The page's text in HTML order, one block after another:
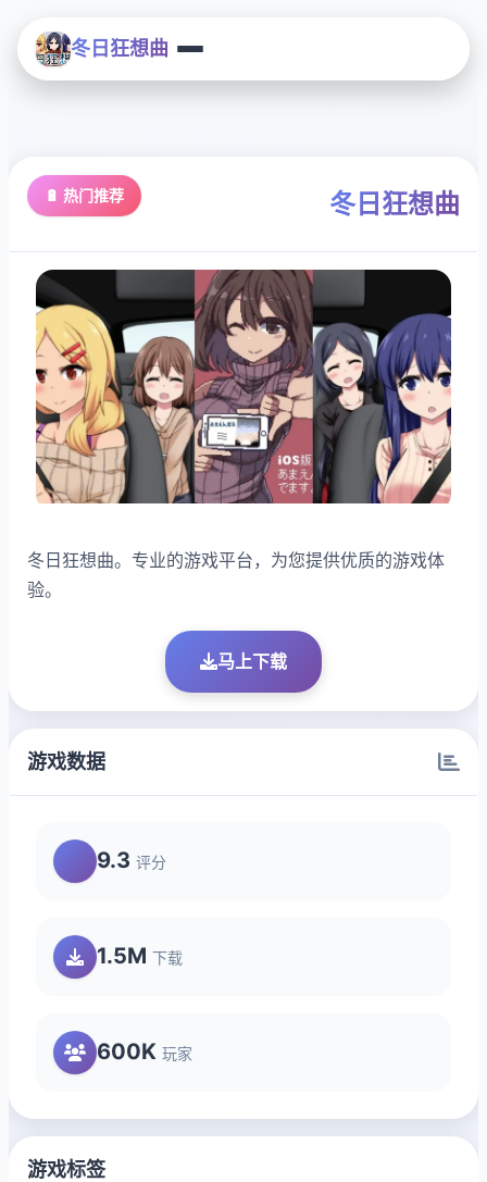
冬日狂想曲
🔋 热门推荐 冬日狂想曲
冬日狂想曲。专业的游戏平台，为您提供优质的游戏体
验。
马上下载
游戏数据
9.3 评分
1.5M 下载
600K 玩家
游戏标签